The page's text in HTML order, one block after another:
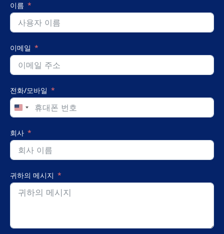
이름
이메일
전화/모바일
United
States
+1
회사
귀하의 메시지